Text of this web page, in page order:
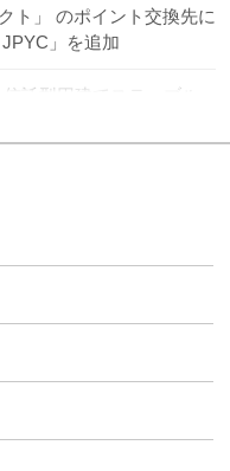
クト」 のポイント交換先に
」を追加
信託型円建てステーブル